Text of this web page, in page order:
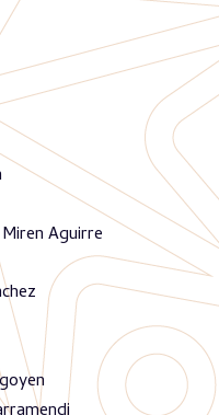
Aguirre